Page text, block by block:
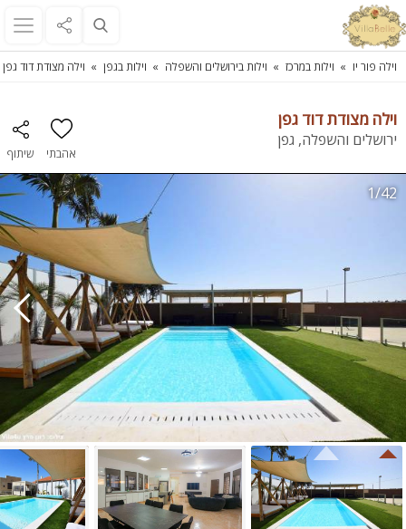
וילה פור יו וילות במרכז וילות בירושלים והשפלה וילות בגפן וילה מצודת דוד גפן
וילה מצודת דוד גפן
ירושלים והשפלה, גפן
אהבתי שיתוף
1/42